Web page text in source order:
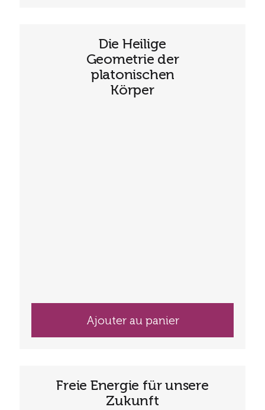
Die Heilige
Geometrie der
platonischen
Körper
Ajouter au panier
Freie Energie für unsere
Zukunft